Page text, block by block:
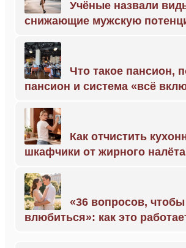
Учёные назвали
снижающие мужскую
Что такое пансион,
пансион и система «всё
Как отчистить
шкафчики от жирного налёта
«36 вопросов, чтобы
влюбиться»: как это